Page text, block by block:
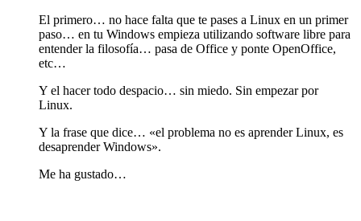
El primero… no hace falta que te pases a Linux en un primer
paso… en tu Windows empieza utilizando software libre para
entender la filosofía… pasa de Office y ponte OpenOffice,
etc…
Y el hacer todo despacio… sin miedo. Sin empezar por
Linux.
Y la frase que dice… «el problema no es aprender Linux, es
desaprender Windows».
Me ha gustado…